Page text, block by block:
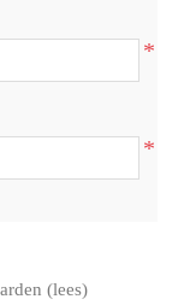
*
*
(lees)